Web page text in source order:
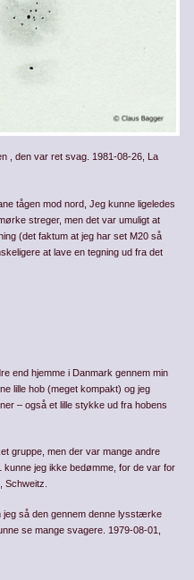
, den var ret svag. 1981-08-26, La
tågen mod nord, Jeg kunne ligeledes
streger, men det var umuligt at
(det faktum at jeg har set M20 så
at lave en tegning ud fra det
end hjemme i Danmark gennem min
lille hob (meget kompakt) og jeg
– også et lille stykke ud fra hobens
gruppe, men der var mange andre
kunne jeg ikke bedømme, for de var for
Schweitz.
jeg så den gennem denne lysstærke
se mange svagere. 1979-08-01,